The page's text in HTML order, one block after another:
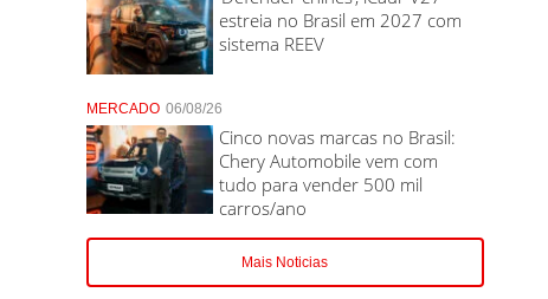
estreia no Brasil em 2027 com
sistema REEV
MERCADO 06/08/26
Cinco novas marcas no Brasil:
Chery Automobile vem com
tudo para vender 500 mil
carros/ano
Mais Noticias